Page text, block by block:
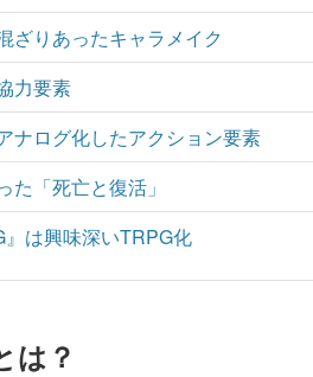
ざりあったキャラメイク
力要素
ナログ化したアクション要素
た「死亡と復活」
』は興味深いTRPG化
は？